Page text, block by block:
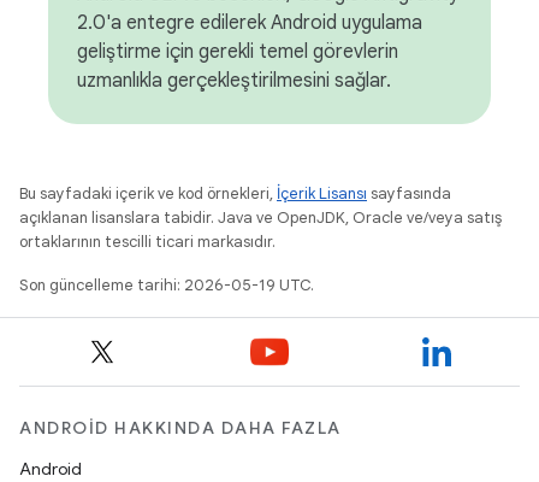
2.0'a entegre edilerek Android uygulama
geliştirme için gerekli temel görevlerin
uzmanlıkla gerçekleştirilmesini sağlar.
Bu sayfadaki içerik ve kod örnekleri, İçerik Lisansı sayfasında
açıklanan lisanslara tabidir. Java ve OpenJDK, Oracle ve/veya satış
ortaklarının tescilli ticari markasıdır.
Son güncelleme tarihi: 2026-05-19 UTC.
ANDROID HAKKINDA DAHA FAZLA
Android